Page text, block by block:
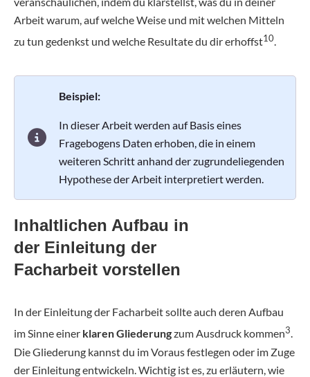
Arbeit warum, auf welche Weise und mit welchen Mitteln
zu tun gedenkst und welche Resultate du dir erhoffst10.
Beispiel:
In dieser Arbeit werden auf Basis eines
Fragebogens Daten erhoben, die in einem
weiteren Schritt anhand der zugrundeliegenden
Hypothese der Arbeit interpretiert werden.
Inhaltlichen Aufbau in
der Einleitung der
Facharbeit vorstellen
In der Einleitung der Facharbeit sollte auch deren Aufbau
im Sinne einer klaren Gliederungzum Ausdruck kommen3.
Die Gliederung kannst du im Voraus festlegen oder im Zuge
der Einleitung entwickeln. Wichtig ist es, zu erläutern, wie